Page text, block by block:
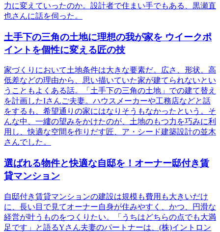
力に変えていったのか。設計者で住まい手でもある、黒瀬直
也さんに話を伺った。
土手下の三角の土地に理想の我が家を ウイークポ
イントを個性に変える匠の技
家づくりにおいて土地条件は大きな要素だ。広さ、形状、高
低差などの理由から、思い描いていた家が建てられないとい
うこともよくある話。「土手下の三角の土地」での建て替え
を計画したIさんご夫妻。ハウスメーカーや工務店などと話
をするも、希望通りの家にはなりそうもなかったという。そ
んな中、一縷の望みをかけたのが、土地のもつ力を巧みに利
用し、快適な空間を作りだす匠、ア・シード建築設計の並木
さんでした。
選ばれる物件と快適な自邸を！オーナー邸付き賃
貸マンション
自邸付き賃貸マンションの建設は規模も費用も大きいだけ
に、長い目で見てオーナー自身が住みやすく、かつ、円滑な
経営が叶うものをつくりたい。「うちはどちらの点でも大満
足です」と語るYさん夫妻のパートナーは、(株)イントロン